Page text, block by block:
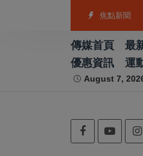
焦點新聞
射箭籃球跆拳道展現青年競技實力
傳媒首頁 最
優惠資訊
運
August 7,